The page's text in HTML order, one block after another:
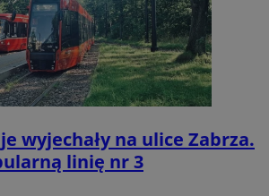
wyjechały na ulice Zabrza.
linię nr 3